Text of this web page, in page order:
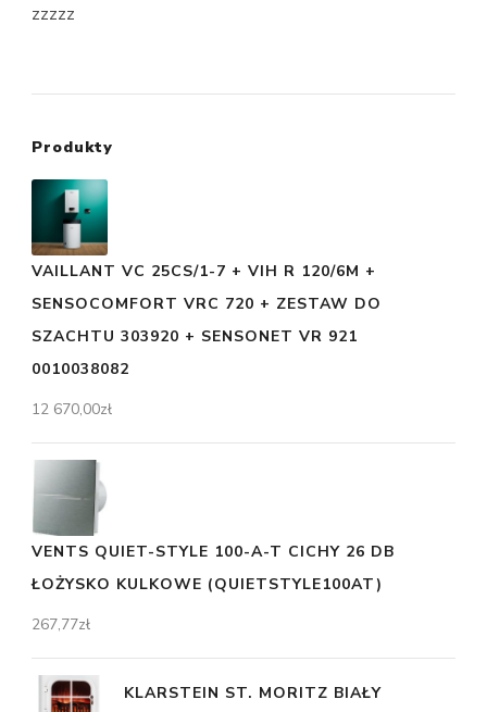
zzzzz
Produkty
VAILLANT VC 25CS/1-7 + VIH R 120/6M +
SENSOCOMFORT VRC 720 + ZESTAW DO
SZACHTU 303920 + SENSONET VR 921
0010038082
12 670,00zł
VENTS QUIET-STYLE 100-A-T CICHY 26 DB
ŁOŻYSKO KULKOWE (QUIETSTYLE100AT)
267,77zł
KLARSTEIN ST. MORITZ BIAŁY